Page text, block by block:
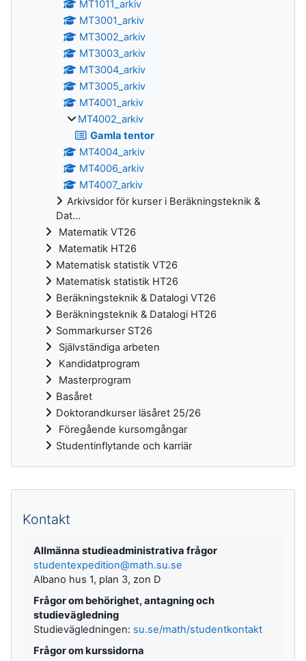
MT1011_arkiv
MT3001_arkiv
MT3002_arkiv
MT3003_arkiv
MT3004_arkiv
MT3005_arkiv
MT4001_arkiv
MT4002_arkiv
Gamla tentor
MT4004_arkiv
MT4006_arkiv
MT4007_arkiv
Arkivsidor för kurser i Beräkningsteknik &
Dat...
Matematik VT26
Matematik HT26
Matematisk statistik VT26
Matematisk statistik HT26
Beräkningsteknik & Datalogi VT26
Beräkningsteknik & Datalogi HT26
Sommarkurser ST26
Självständiga arbeten
Kandidatprogram
Masterprogram
Basåret
Doktorandkurser läsåret 25/26
Föregående kursomgångar
Studentinflytande och karriär
Kontakt
Allmänna studieadministrativa frågor
studentexpedition@math.su.se
Albano hus 1, plan 3, zon D
Frågor om behörighet, antagning och
studievägledning
Studievägledningen: su.se/math/studentkontakt
Frågor om kurssidorna